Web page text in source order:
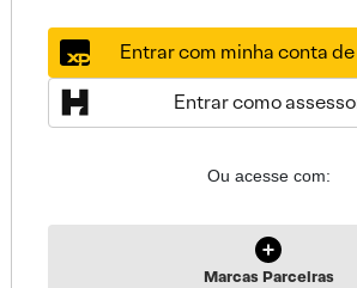
Entrar com minha conta
Entrar como
Ou acesse com:
Marcas Parceiras